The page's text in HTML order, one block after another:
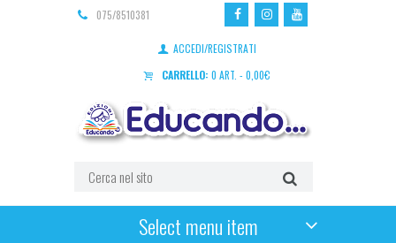
075/8510381
ACCEDI/REGISTRATI
CARRELLO: 0 ART. - 0,00€
Select menu item